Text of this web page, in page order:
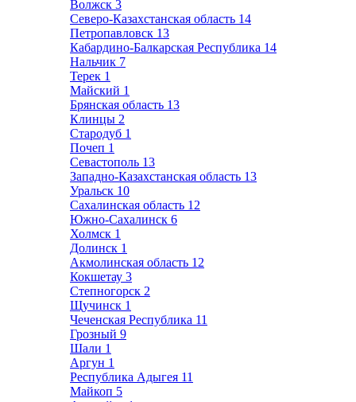
Волжск 3
Северо-Казахстанская область 14
Петропавловск 13
Кабардино-Балкарская Республика 14
Нальчик 7
Терек 1
Майский 1
Брянская область 13
Клинцы 2
Стародуб 1
Почеп 1
Севастополь 13
Западно-Казахстанская область 13
Уральск 10
Сахалинская область 12
Южно-Сахалинск 6
Холмск 1
Долинск 1
Акмолинская область 12
Кокшетау 3
Степногорск 2
Щучинск 1
Чеченская Республика 11
Грозный 9
Шали 1
Аргун 1
Республика Адыгея 11
Майкоп 5